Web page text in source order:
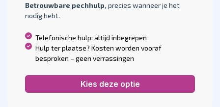
Betrouwbare pechhulp, precies wanneer je het
nodig hebt.
Telefonische hulp: altijd inbegrepen
Hulp ter plaatse? Kosten worden vooraf
besproken – geen verrassingen
Kies deze optie